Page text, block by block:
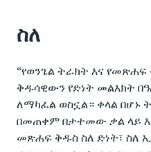
ስለ
“የወንጌል ትራክት እና
ቅዱሳዊውን የድነት መልእክት
ለማካፈል ወስኗል። ቀላል በሆኑ
በመጠቀም በታተመው ቃል ላይ
መጽሐፍ ቅዱስ ስለ ድነት፣ ስለ